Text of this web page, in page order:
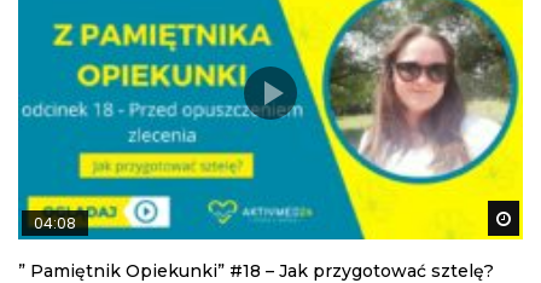
04:08
” Pamiętnik Opiekunki” #18 – Jak przygotować sztelę?